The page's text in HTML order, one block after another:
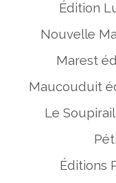
Édition
Nouvelle
Marest
Maucouduit
Le Soupirail
Éditions